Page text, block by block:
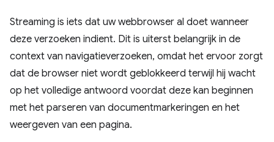
Streaming is iets dat uw webbrowser al doet wanneer
deze verzoeken indient. Dit is uiterst belangrijk in de
context van navigatieverzoeken, omdat het ervoor zorgt
dat de browser niet wordt geblokkeerd terwijl hij wacht
op het volledige antwoord voordat deze kan beginnen
met het parseren van documentmarkeringen en het
weergeven van een pagina.